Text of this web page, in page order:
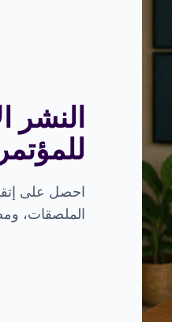
النشر
احصل على
الملصقات،